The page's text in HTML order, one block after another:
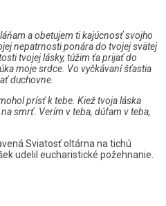
a obetujem ti kajúcnosť svojho
nepatrnosti ponára do tvojej svätej
tvojej lásky, túžim ťa prijať do
moje srdce. Vo vyčkávaní šťastia
duchovne.
prísť k tebe. Kiež tvoja láska
smrť. Verím v teba, dúfam v teba,
Sviatosť oltárna na tichú
udelil eucharistické požehnanie.